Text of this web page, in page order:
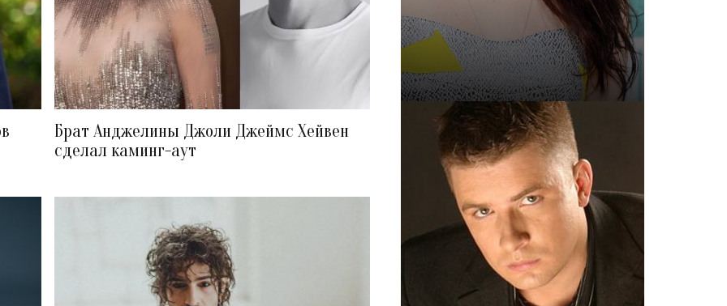
Брат Анджелины Джоли Джеймс Хейвен
сделал каминг-аут